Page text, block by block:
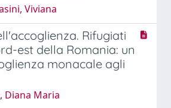
Viviana
Rifugiati
est della Romania: un
monacale agli
Diana Maria